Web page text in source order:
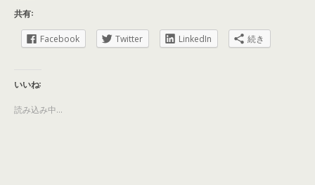
共有:
Facebook Twitter LinkedIn 続き
いいね:
読み込み中...